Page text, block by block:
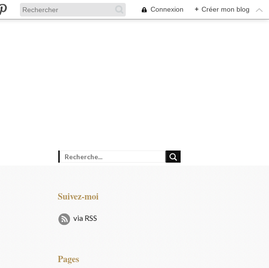
Connexion + Créer mon blog
Suivez-moi
via RSS
Pages